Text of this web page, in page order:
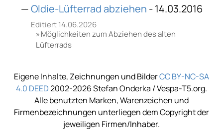
Oldie-Lüfterrad abziehen - 14.03.2016
Editiert 14.06.2026
Möglichkeiten zum Abziehen des alten
Lüfterrads
Eigene Inhalte, Zeichnungen und BilderCC BY-NC-SA
4.0 DEED2002-2026 Stefan Onderka / Vespa-T5.org.
Alle benutzten Marken, Warenzeichen und
Firmenbezeichnungen unterliegen dem Copyright der
jeweiligen Firmen/Inhaber.